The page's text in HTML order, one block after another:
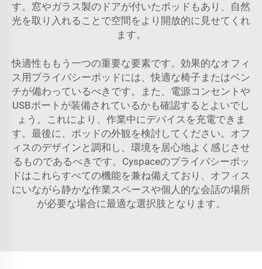
す。窓やガラス製のドアが付いたポッドもあり、自然
光を取り入れることで空間をより開放的に見せてくれ
ます。
快適性ももう一つの重要な要素です。効果的なオフィ
ス用プライバシーポッドには、快適な椅子またはベン
チが備わっているべきです。また、電源コンセントや
USBポートが装備されているかも確認するとよいでし
ょう。これにより、作業中にデバイスを充電できま
す。最後に、ポッドの外観を検討してください。オフ
ィスのデザインと調和し、環境を居心地よく感じさせ
るものであるべきです。Cyspaceのプライバシーポッ
ドはこれらすべての機能を兼ね備えており、オフィス
にいながら静かな作業スペースや個人的な会話の場所
が必要な場合に最適な選択肢となります。